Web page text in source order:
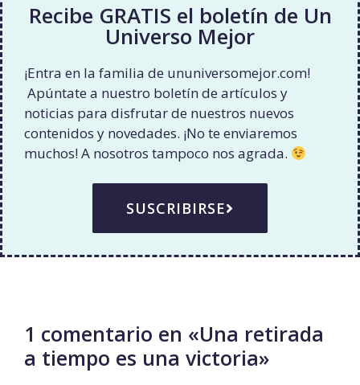
Recibe GRATIS el boletín de Un
Universo Mejor
¡Entra en la familia de ununiversomejor.com!
Apúntate a nuestro boletín de artículos y
noticias para disfrutar de nuestros nuevos
contenidos y novedades. ¡No te enviaremos
muchos! A nosotros tampoco nos agrada.
SUSCRIBIRSE
1 comentario en «Una retirada
a tiempo es una victoria»